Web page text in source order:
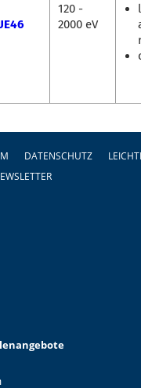
120 -
2000 eV
DATENSCHUTZ